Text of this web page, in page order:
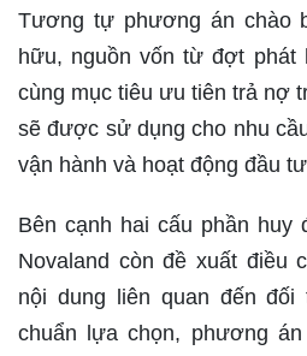
Tương tự phương án chào
hữu, nguồn vốn từ đợt phát
cùng mục tiêu ưu tiên trả nợ
sẽ được sử dụng cho nhu
vận hành và hoạt động đầu
Bên cạnh hai cấu phần huy
Novaland còn đề xuất điều
nội dung liên quan đến
chuẩn lựa chọn, phương